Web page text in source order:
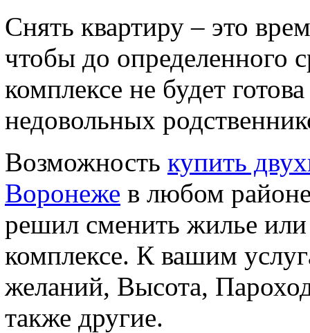
Снять квартиру – это
чтобы до определенного
комплексе не будет
недовольных
Возможность купить
Воронеже в любом
решил сменить жилье
комплексе. К вашим
желаний, Высота,
также другие.